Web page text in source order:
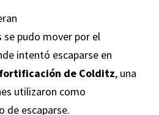
se pudo mover por el
intentó escaparse en
fortificación de Colditz, una
utilizaron como
de escaparse.